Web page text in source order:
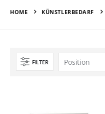
HOME KÜNSTLERBEDARF
FILTER